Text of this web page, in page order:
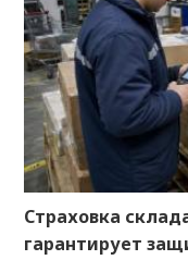
Страховка
гарантирует